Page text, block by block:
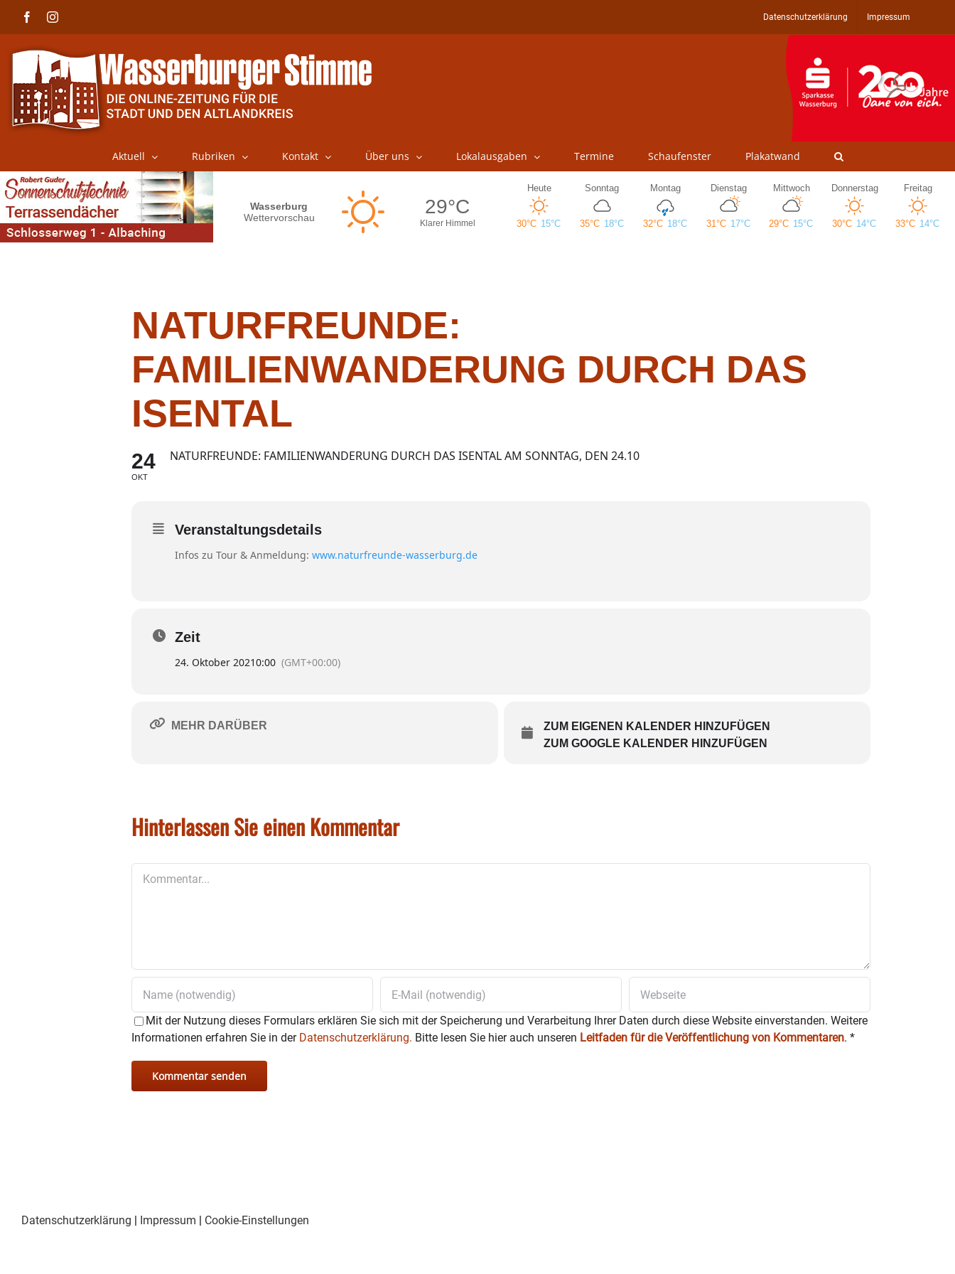
FacebookInstagram Datenschutzerklärung Impressum
Aktuell Rubriken Kontakt Über uns Lokalausgaben Termine Schaufenster Plakatwand
NATURFREUNDE:
FAMILIENWANDERUNG DURCH DAS
ISENTAL
24
OKT
NATURFREUNDE: FAMILIENWANDERUNG DURCH DAS ISENTAL AM SONNTAG, DEN 24.10
Veranstaltungsdetails
Infos zu Tour & Anmeldung: www.naturfreunde-wasserburg.de
Zeit
24. Oktober 20210:00 (GMT+00:00)
MEHR DARÜBER
ZUM EIGENEN KALENDER HINZUFÜGEN
ZUM GOOGLE KALENDER HINZUFÜGEN
Hinterlassen Sie einen Kommentar
Mit der Nutzung dieses Formulars erklären Sie sich mit der Speicherung und Verarbeitung Ihrer Daten durch diese Website einverstanden. Weitere
Informationen erfahren Sie in der Datenschutzerklärung. Bitte lesen Sie hier auch unseren Leitfaden für die Veröffentlichung von Kommentaren. *
Datenschutzerklärung | Impressum | Cookie-Einstellungen